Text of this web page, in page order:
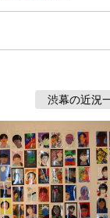
渋幕の近況
READ MORE